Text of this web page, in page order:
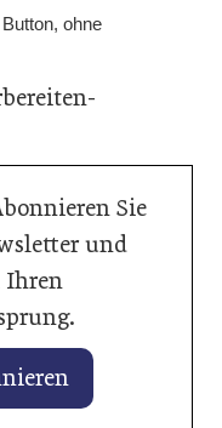
ohne
Sie
und
Ihren